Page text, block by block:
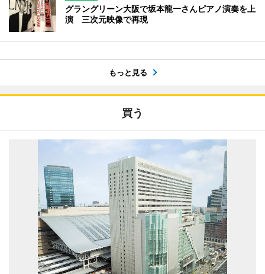
グラングリーン大阪で坂本龍一さんピアノ演奏を上
演 三次元映像で再現
もっと見る
買う